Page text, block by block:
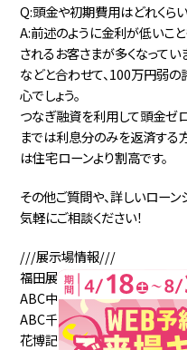
Q:頭金や初期費用はどれくら
A:前述のように金利が低いこ
されるお客さまが多くなってい
などと合わせて、100万円弱
心でしょう。
つなぎ融資を利用して頭金ゼ
までは利息分のみを返済する
は住宅ローンより割高です。
その他ご質問や、詳しいローン
気軽にご相談ください！
///展示場情報///
福田展示場
ABC中百舌鳥住宅公園展示場
ABC千里住宅公園展示場
花博記念公園ハウジングガー